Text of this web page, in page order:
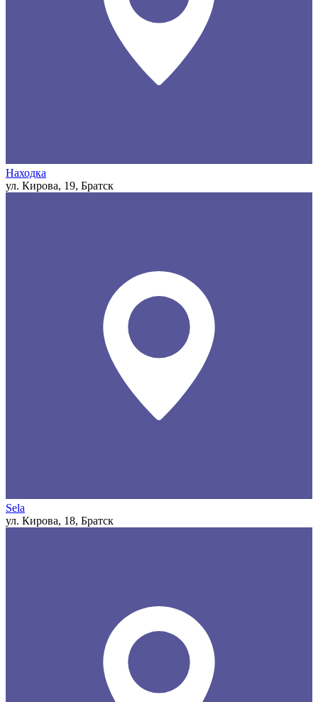
Находка
ул. Кирова, 19, Братск
Sela
ул. Кирова, 18, Братск